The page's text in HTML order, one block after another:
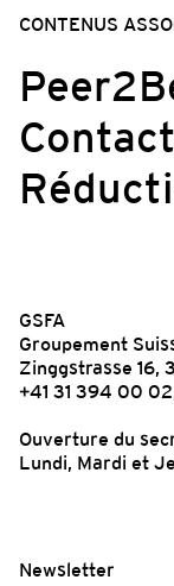
CONTENUS
Contact
GSFA
Groupement
Zinggstrasse 16,
+41 31 394 00
Ouverture du
Lundi, Mardi et
Newsletter